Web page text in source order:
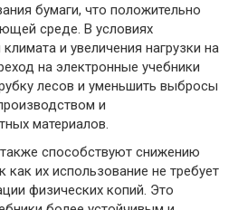
бумаги, что положительно
среде. В условиях
и увеличения нагрузки на
на электронные учебники
лесов и уменьшить выбросы
и
материалов.
способствуют снижению
как их использование не требует
физических копий. Это